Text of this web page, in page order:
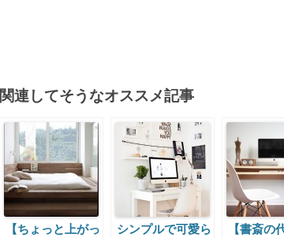
関連してそうなオススメ記事
【ちょっと上がっ
シンプルで可愛ら
【書斎の